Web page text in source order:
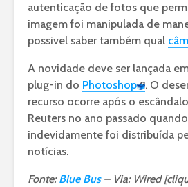
autenticação de fotos que
imagem foi manipulada de
possivel saber também qual
A novidade deve ser lançada
plug-in do Photoshop
. O
recurso ocorre após o
Reuters no ano passado
indevidamente foi distribuída
notícias.
Fonte:Blue Bus– Via: Wired